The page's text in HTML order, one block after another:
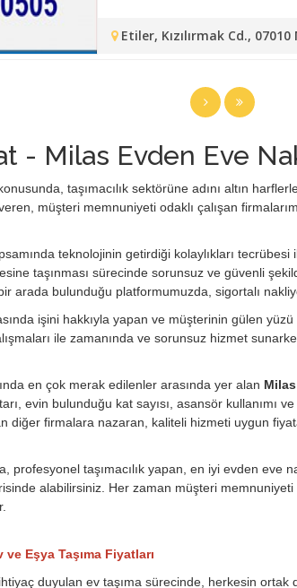
Etiler, Kızılırmak Cd.,
- Milas Evden Eve
taşımacılık sektörüne adını altın
müşteri memnuniyeti odaklı çalışan
teknolojinin getirdiği kolaylıkları tecrübesi
taşınması sürecinde sorunsuz ve güvenli
arada bulunduğu platformumuzda, sigortalı
işini hakkıyla yapan ve müşterinin gülen
ile zamanında ve sorunsuz hizmet
en çok merak edilenler arasında yer alan
evin bulunduğu kat sayısı, asansör kullanımı
diğer firmalara nazaran, kaliteli hizmeti uygun
profesyonel taşımacılık yapan, en iyi evden eve
alabilirsiniz. Her zaman müşteri memnuniyeti
Eşya Taşıma Fiyatları
duyulan ev taşıma sürecinde, herkesin